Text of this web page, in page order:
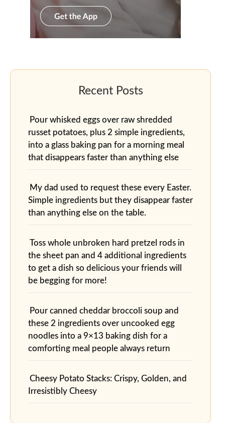
Pour whisked eggs over raw shredded
russet potatoes, plus 2 simple ingredients,
into a glass baking pan for a morning meal
that disappears faster than anything else
My dad used to request these every Easter.
Simple ingredients but they disappear faster
than anything else on the table.
Toss whole unbroken hard pretzel rods in
the sheet pan and 4 additional ingredients
to get a dish so delicious your friends will
be begging for more!
Pour canned cheddar broccoli soup and
these 2 ingredients over uncooked egg
noodles into a 9×13 baking dish for a
comforting meal people always return
Cheesy Potato Stacks: Crispy, Golden, and
Irresistibly Cheesy